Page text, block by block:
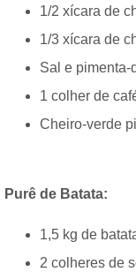
1/2 xícara de
1/3 xícara de
Sal e pimenta-
1 colher de
Cheiro-verde
Purê de Batata:
1,5 kg de
2 colheres de